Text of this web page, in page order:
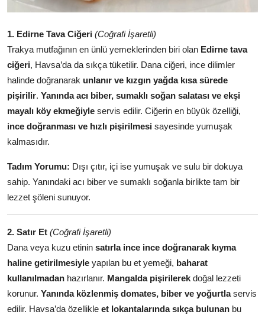
Popüler Kültür & Mutfak Tarihi
Mutfak Temizliği & Pratik Bilgiler
Anne & Bebek Beslenmesi
Mutfak Sırları & Teknikler
Gıda Sözlüğü & Nedir?
Yemek Tarifleri & Menüler
1. Edirne Tava Ciğeri (Coğrafi İşaretli)
Trakya mutfağının en ünlü yemeklerinden biri olan Edirne tava
ciğeri, Havsa’da da sıkça tüketilir. Dana ciğeri, ince dilimler
halinde doğranarak unlanır ve kızgın yağda kısa sürede
pişirilir. Yanında acı biber, sumaklı soğan salatası ve ekşi
mayalı köy ekmeğiyle servis edilir. Ciğerin en büyük özelliği,
ince doğranması ve hızlı pişirilmesi sayesinde yumuşak
kalmasıdır.
Tadım Yorumu: Dışı çıtır, içi ise yumuşak ve sulu bir dokuya
sahip. Yanındaki acı biber ve sumaklı soğanla birlikte tam bir
lezzet şöleni sunuyor.
2. Satır Et (Coğrafi İşaretli)
Dana veya kuzu etinin satırla ince ince doğranarak kıyma
haline getirilmesiyle yapılan bu et yemeği, baharat
kullanılmadan hazırlanır. Mangalda pişirilerek doğal lezzeti
korunur. Yanında közlenmiş domates, biber ve yoğurtlaservis
edilir. Havsa’da özellikle et lokantalarında sıkça bulunan bu